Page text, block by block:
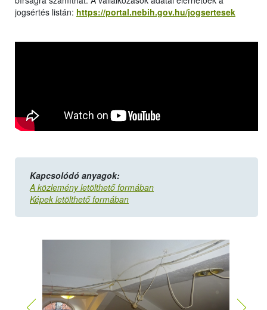
jogsértés listán: https://portal.nebih.gov.hu/jogsertesek
Kapcsolódó anyagok:
A közlemény letölthető formában
Képek letölthető formában